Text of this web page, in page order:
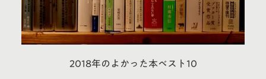
2018年のよかった本ベスト10